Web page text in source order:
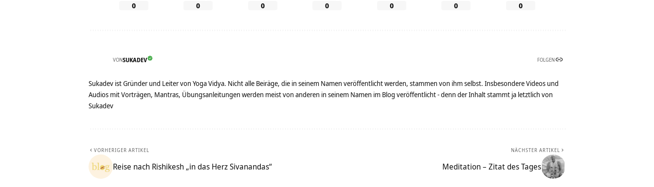
0 0 0 0 0 0 0
VONSUKADEV FOLGEN
Sukadev ist Gründer und Leiter von Yoga Vidya. Nicht alle Beiräge, die in seinem Namen veröffentlicht werden, stammen von ihm selbst. Insbesondere Videos und
Audios mit Vorträgen, Mantras, Übungsanleitungen werden meist von anderen in seinem Namen im Blog veröffentlicht - denn der Inhalt stammt ja letztlich von
Sukadev
VORHERIGER ARTIKEL
Reise nach Rishikesh „in das Herz Sivanandas“
NÄCHSTER ARTIKEL
Meditation – Zitat des Tages